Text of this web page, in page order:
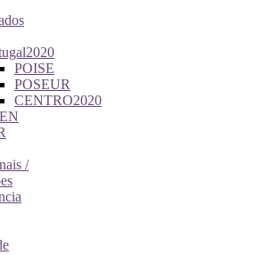
POISE
POSEUR
CENTRO2020
/